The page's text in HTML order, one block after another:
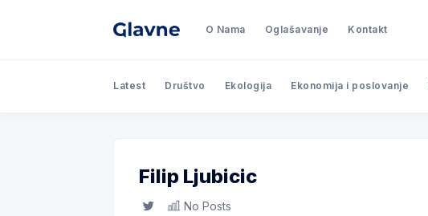
O Nama Oglašavanje Kontakt
Latest Društvo Ekologija Ekonomija i poslovanje
Filip Ljubicic
TwitterNo Posts